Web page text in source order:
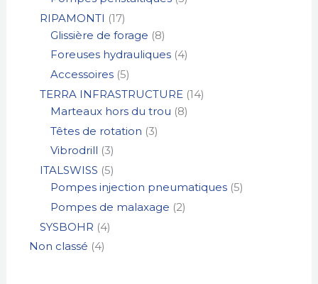
RIPAMONTI 17
Glissière de forage 8
Foreuses hydrauliques 4
Accessoires 5
TERRA INFRASTRUCTURE 14
Marteaux hors du trou 8
Têtes de rotation 3
Vibrodrill 3
ITALSWISS 5
Pompes injection pneumatiques 5
Pompes de malaxage 2
SYSBOHR 4
Non classé 4